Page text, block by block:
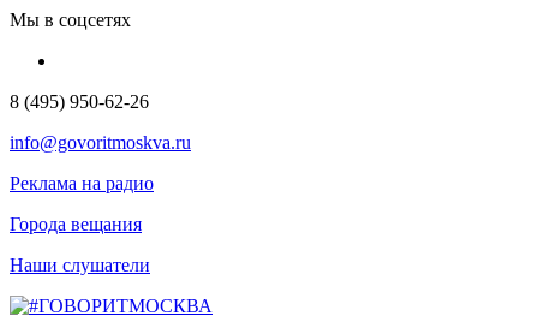
Мы в соцсетях
8 (495) 950-62-26
info@govoritmoskva.ru
Реклама на радио
Города вещания
Наши слушатели